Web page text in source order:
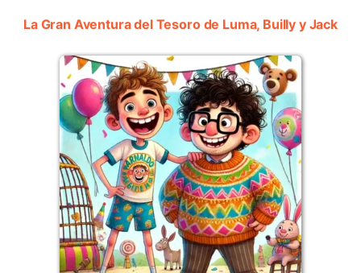
La Gran Aventura del Tesoro de Luma, Builly y Jack